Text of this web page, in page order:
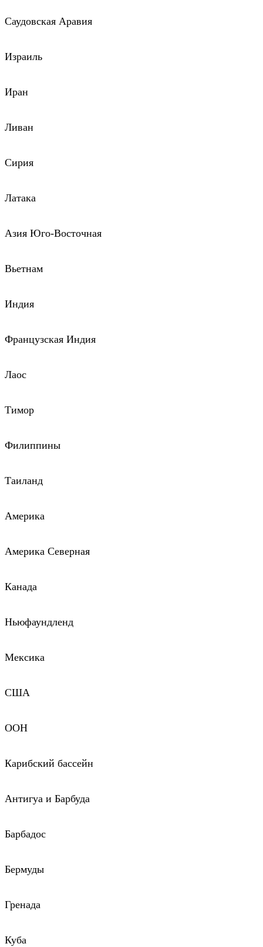
Саудовская Аравия
Израиль
Иран
Ливан
Сирия
Латака
Азия Юго-Восточная
Вьетнам
Индия
Французская Индия
Лаос
Тимор
Филиппины
Таиланд
Америка
Америка Северная
Канада
Ньюфаундленд
Мексика
США
ООН
Карибский бассейн
Антигуа и Барбуда
Барбадос
Бермуды
Гренада
Куба